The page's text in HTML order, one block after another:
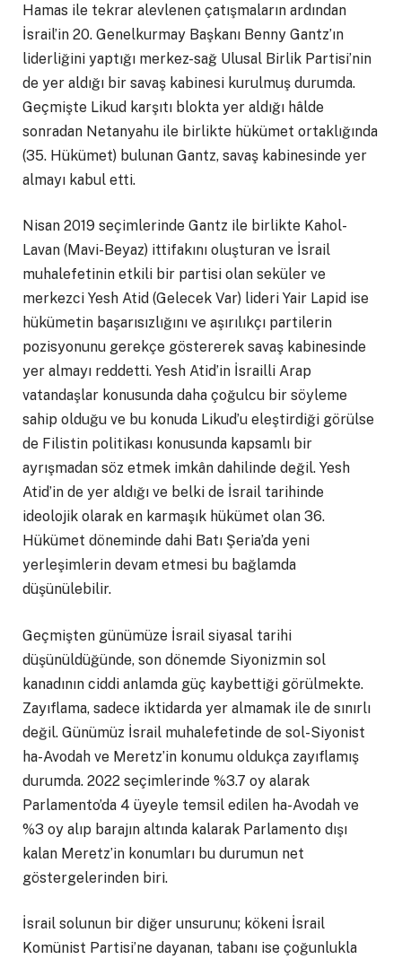
Hamas ile tekrar alevlenen çatışmaların ardından
İsrail’in 20. Genelkurmay Başkanı Benny Gantz’ın
liderliğini yaptığı merkez-sağ Ulusal Birlik Partisi’nin
de yer aldığı bir savaş kabinesi kurulmuş durumda.
Geçmişte Likud karşıtı blokta yer aldığı hâlde
sonradan Netanyahu ile birlikte hükümet ortaklığında
(35. Hükümet) bulunan Gantz, savaş kabinesinde yer
almayı kabul etti.
Nisan 2019 seçimlerinde Gantz ile birlikte Kahol-
Lavan (Mavi-Beyaz) ittifakını oluşturan ve İsrail
muhalefetinin etkili bir partisi olan seküler ve
merkezci Yesh Atid (Gelecek Var) lideri Yair Lapid ise
hükümetin başarısızlığını ve aşırılıkçı partilerin
pozisyonunu gerekçe göstererek savaş kabinesinde
yer almayı reddetti. Yesh Atid’in İsrailli Arap
vatandaşlar konusunda daha çoğulcu bir söyleme
sahip olduğu ve bu konuda Likud’u eleştirdiği görülse
de Filistin politikası konusunda kapsamlı bir
ayrışmadan söz etmek imkân dahilinde değil. Yesh
Atid’in de yer aldığı ve belki de İsrail tarihinde
ideolojik olarak en karmaşık hükümet olan 36.
Hükümet döneminde dahi Batı Şeria’da yeni
yerleşimlerin devam etmesi bu bağlamda
düşünülebilir.
Geçmişten günümüze İsrail siyasal tarihi
düşünüldüğünde, son dönemde Siyonizmin sol
kanadının ciddi anlamda güç kaybettiği görülmekte.
Zayıflama, sadece iktidarda yer almamak ile de sınırlı
değil. Günümüz İsrail muhalefetinde de sol-Siyonist
ha-Avodah ve Meretz’in konumu oldukça zayıflamış
durumda. 2022 seçimlerinde %3.7 oy alarak
Parlamento’da 4 üyeyle temsil edilen ha-Avodah ve
%3 oy alıp barajın altında kalarak Parlamento dışı
kalan Meretz’in konumları bu durumun net
göstergelerinden biri.
İsrail solunun bir diğer unsurunu; kökeni İsrail
Komünist Partisi’ne dayanan, tabanı ise çoğunlukla